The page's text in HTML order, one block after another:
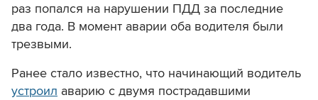
раз попался на нарушении ПДД за последние
два года. В момент аварии оба водителя были
трезвыми.
Ранее стало известно, что начинающий водитель
устроил аварию с двумя пострадавшими